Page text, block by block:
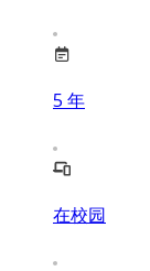
5 年
在校园